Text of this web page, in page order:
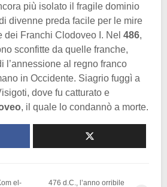
più isolato il fragile dominio
divenne preda facile per le mire
dei Franchi Clodoveo I. Nel 486,
sconfitte da quelle franche,
l’annessione al regno franco
in Occidente. Siagrio fuggì a
dove fu catturato e
, il quale lo condannò a morte.
el- 476 d.C., l’anno orribile